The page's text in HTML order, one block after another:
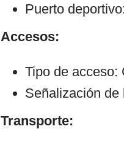
Puerto
Accesos:
Tipo de acceso:
Señalización de
Transporte: